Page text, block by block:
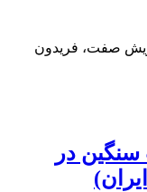
صفت، فریدون
در